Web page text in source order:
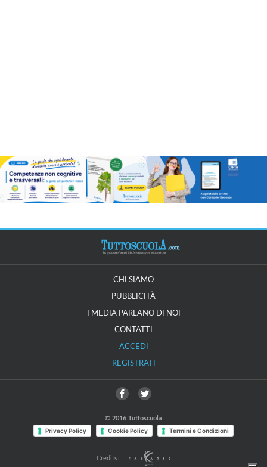
CHI SIAMO
PUBBLICITÀ
I MEDIA PARLANO DI NOI
CONTATTI
ACCEDI
REGISTRATI
© 2016 Tuttoscuola
Privacy Policy Cookie Policy Termini e Condizioni
Credits: